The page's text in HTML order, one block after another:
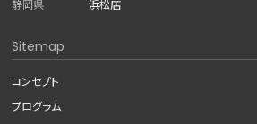
静岡県
浜松店
Sitemap
コンセプト
プログラム